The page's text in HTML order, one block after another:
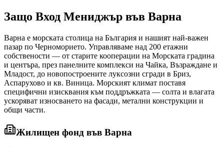
Защо Вход Мениджър във Варна
Варна е морската столица на България и нашият най-важен
пазар по Черноморието. Управляваме над 200 етажни
собствености — от старите кооперации на Морската градина
и центъра, през панелните комплекси на Чайка, Възраждане и
Младост, до новопостроените луксозни сгради в Бриз,
Аспарухово и кв. Виница. Морският климат поставя
специфични изисквания към поддръжката — солта и влагата
ускоряват износването на фасади, метални конструкции и
общи части.
Жилищен фонд във Варна